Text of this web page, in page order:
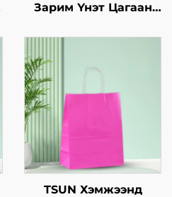
Зарим Үнэт Цагаан
Скрин Принт Нэмэлт
Ур чадвараар Шинэ
Жил, Кристмасийн
Хөдөлгөөнт Хоолын
Шиппинг Картон
TSUN Хэмжээнд